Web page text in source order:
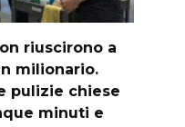
riuscirono a
milionario.
pulizie chiese
minuti e